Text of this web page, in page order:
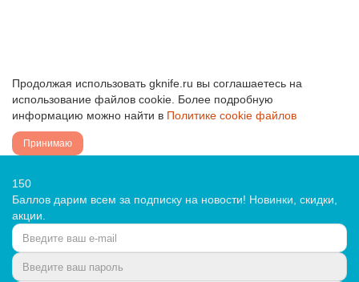
Продолжая использовать gknife.ru вы соглашаетесь на
использование файлов cookie. Более подробную
информацию можно найти в Политике cookie файлов
Принимаю
150
Баллов дарим всем за подписку на новости! Новинки, скидки,
акции.